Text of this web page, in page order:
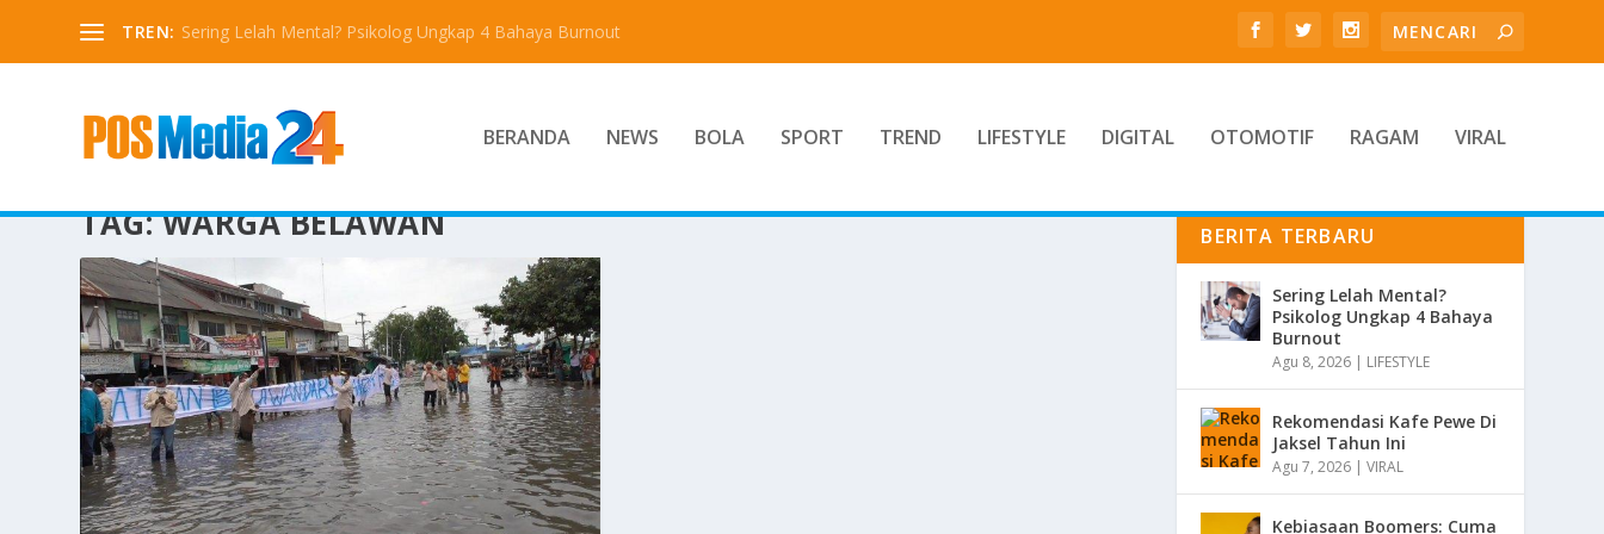
TREN: Sering Lelah Mental? Psikolog Ungkap 4 Bahaya Burnout
BERANDA NEWS BOLA SPORT TREND LIFESTYLE DIGITAL OTOMOTIF RAGAM VIRAL
TAG:WARGA BELAWAN BERITA TERBARU
Sering Lelah Mental?
Psikolog Ungkap 4 Bahaya
Burnout
Agu 8, 2026 | LIFESTYLE
Rekomendasi Kafe Pewe Di
Jaksel Tahun Ini
Agu 7, 2026 |VIRAL
Kebiasaan Boomers: Cuma